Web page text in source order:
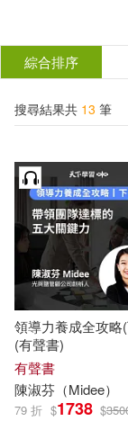
結
篩
選
分類 (單選)
所有商品(13)
作者 (可複選)
陳淑芬（
出版社
綜合排序
搜尋結果共 13 筆
領導力養成全攻略
(有聲書)
有聲書
陳淑芬 （Midee）
79 折 $1738 $